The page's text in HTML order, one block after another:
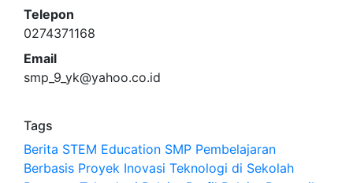
Telepon
0274371168
Email
smp_9_yk@yahoo.co.id
Tags
Berita STEM Education SMP Pembelajaran
Berbasis Proyek Inovasi Teknologi di Sekolah